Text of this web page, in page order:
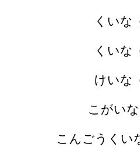
くいな
くいな
けいな
こがいな
こんごうくい